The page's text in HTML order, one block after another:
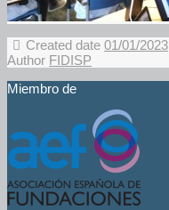
Created date 01/01/2023
Author FIDISP
Miembro de